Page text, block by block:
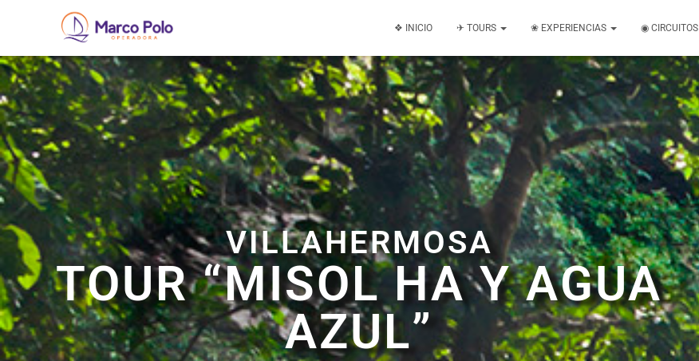
❖ INICIO ✈ TOURS ❀ EXPERIENCIAS ◉ CIRCUITOS
VILLAHERMOSA
TOUR “MISOL HA Y AGUA
AZUL”